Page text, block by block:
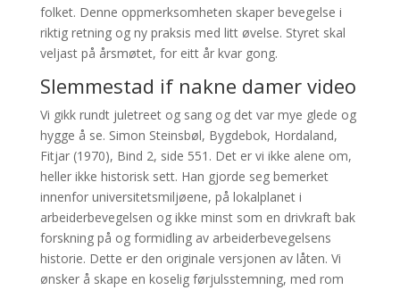
folket. Denne oppmerksomheten skaper bevegelse i
riktig retning og ny praksis med litt øvelse. Styret skal
veljast på årsmøtet, for eitt år kvar gong.
Slemmestad if nakne damer video
Vi gikk rundt juletreet og sang og det var mye glede og
hygge å se. Simon Steinsbøl, Bygdebok, Hordaland,
Fitjar (1970), Bind 2, side 551. Det er vi ikke alene om,
heller ikke historisk sett. Han gjorde seg bemerket
innenfor universitetsmiljøene, på lokalplanet i
arbeiderbevegelsen og ikke minst som en drivkraft bak
forskning på og formidling av arbeiderbevegelsens
historie. Dette er den originale versjonen av låten. Vi
ønsker å skape en koselig førjulsstemning, med rom